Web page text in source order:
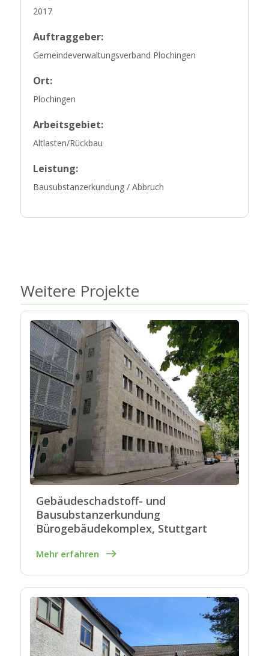
2017
Auftraggeber:
Gemeindeverwaltungsverband Plochingen
Ort:
Plochingen
Arbeitsgebiet:
Altlasten/Rückbau
Leistung:
Bausubstanzerkundung / Abbruch
Weitere Projekte
Gebäudeschadstoff- und
Bausubstanzerkundung
Bürogebäudekomplex, Stuttgart
Mehr erfahren